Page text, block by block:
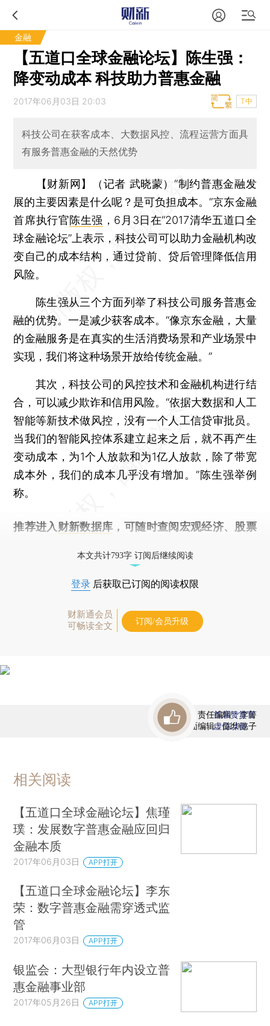
金融
【五道口全球金融论坛】陈生强：
降变动成本 科技助力普惠金融
2017年06月03日 20:03 T中
科技公司在获客成本、大数据风控、流程运营方面具
有服务普惠金融的天然优势
【财新网】（记者 武晓蒙）“制约普惠金融发
展的主要因素是什么呢？是可负担成本。”京东金融
首席执行官陈生强 ，6月3日在“2017清华五道口全
球金融论坛”上表示，科技公司可以助力金融机构改
变自己的成本结构，通过贷前、贷后管理降低信用
风险。
陈生强从三个方面列举了科技公司服务普惠金
融的优势。一是减少获客成本。“像京东金融，大量
的金融服务是在真实的生活消费场景和产业场景中
实现，我们将这种场景开放给传统金融。”
其次，科技公司的风控技术和金融机构进行结
合，可以减少欺诈和信用风险。“依据大数据和人工
智能等新技术做风控，没有一个人工信贷审批员。
当我们的智能风控体系建立起来之后，就不再产生
变动成本，为1个人放款和为1亿人放款，除了带宽
成本外，我们的成本几乎没有增加。”陈生强举例
称。
推荐进入 财新数据库 ，可随时查阅宏观经济、股票
本文共计793字 订阅后继续阅读
登录 后获取已订阅的阅读权限
财新通会员
可畅读全文
订阅/会员升级
责任编辑：李箐
版面编辑：陈华懿子
首席赞赏官
虚位以待
相关阅读
【五道口全球金融论坛】焦瑾
璞：发展数字普惠金融应回归
金融本质
2017年06月03日 APP打开
【五道口全球金融论坛】李东
荣：数字普惠金融需穿透式监
管
2017年06月03日 APP打开
银监会：大型银行年内设立普
惠金融事业部
2017年05月26日 APP打开